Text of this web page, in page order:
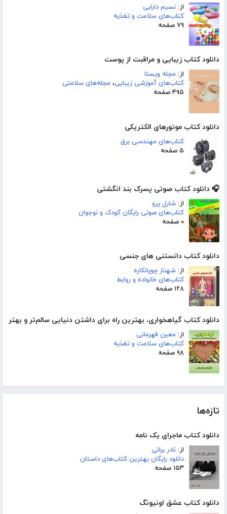
از: نسیم دارابی
کتاب‌های سلامت و تغذیه
۷۹ صفحه
دانلود کتاب زیبایی و مراقبت از پوست
از: مجله ویستا
کتاب‌های آموزشی زیبایی، مجله‌های سلامتی
۴۹۵ صفحه
دانلود کتاب موتورهای الکتریکی
کتاب‌های مهندسی برق
۵ صفحه
🎧 دانلود کتاب صوتی پسرک بند انگشتی
از: شارل پرو
کتاب‌های صوتی رایگان کودک و نوجوان
۰ صفحه
دانلود کتاب دانستنی های جنسی
از: شهناز چوپانکاره
کتاب‌های خانواده و روابط
۱۲۸ صفحه
دانلود کتاب گیاهخواری، بهترین راه برای داشتن دنیایی سالم‌تر و بهتر
از: معین قهرمانی
کتاب‌های سلامت و تغذیه
۹۸ صفحه
تازه‌ها
دانلود کتاب ماجرای یک نامه
از: نادر براتی
دانلود رایگان بهترین کتاب‌های داستان
۱۵۳ صفحه
دانلود کتاب عشق اونیونگ